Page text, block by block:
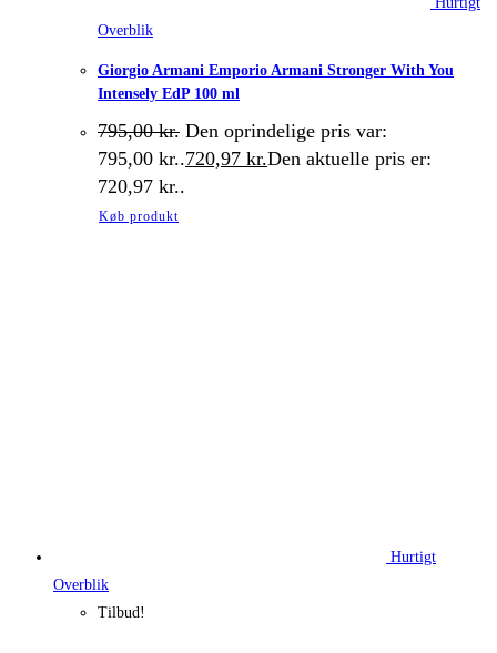
Overblik
Giorgio Armani Emporio Armani Stronger With You
Intensely EdP 100 ml
795,00kr. Den oprindelige pris var:
795,00 kr..720,97 kr.Den aktuelle pris er:
720,97 kr..
Køb produkt
Hurtigt
Overblik
Tilbud!